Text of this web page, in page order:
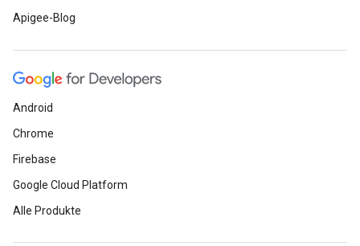
Apigee-Blog
Android
Chrome
Firebase
Google Cloud Platform
Alle Produkte